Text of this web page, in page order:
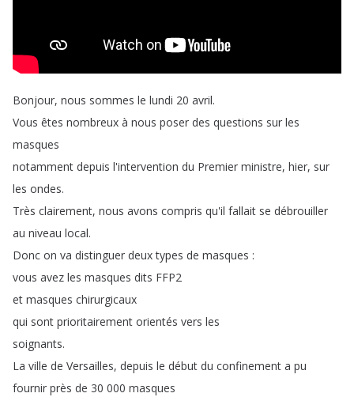
Bonjour, nous sommes le lundi 20 avril.
Vous êtes nombreux à nous poser des questions sur les
masques
notamment depuis l'intervention du Premier ministre, hier, sur
les ondes.
Très clairement, nous avons compris qu'il fallait se débrouiller
au niveau local.
Donc on va distinguer deux types de masques :
vous avez les masques dits FFP2
et masques chirurgicaux
qui sont prioritairement orientés vers les
soignants.
La ville de Versailles, depuis le début du confinement a pu
fournir près de 30 000 masques